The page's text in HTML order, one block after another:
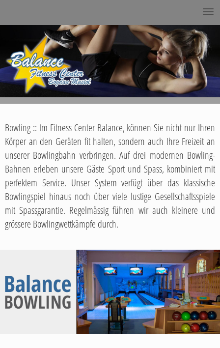
Bowling :: Im Fitness Center Balance, können Sie nicht nur Ihren
Körper an den Geräten fit halten, sondern auch Ihre Freizeit an
unserer Bowlingbahn verbringen. Auf drei modernen Bowling-
Bahnen erleben unsere Gäste Sport und Spass, kombiniert mit
perfektem Service. Unser System verfügt über das klassische
Bowlingspiel hinaus noch über viele lustige Gesellschaftsspiele
mit Spassgarantie. Regelmässig führen wir auch kleinere und
grössere Bowlingwettkämpfe durch.